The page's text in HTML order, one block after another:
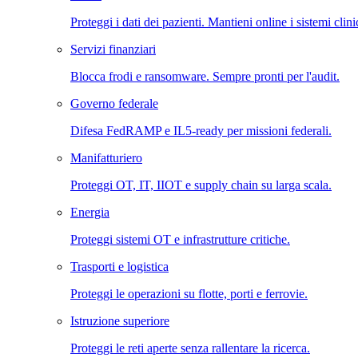
Proteggi i dati dei pazienti. Mantieni online i sistemi
Servizi finanziari
Blocca frodi e ransomware. Sempre pronti per l'audit.
Governo federale
Difesa FedRAMP e IL5-ready per missioni federali.
Manifatturiero
Proteggi OT, IT, IIOT e supply chain su larga scala.
Energia
Proteggi sistemi OT e infrastrutture critiche.
Trasporti e logistica
Proteggi le operazioni su flotte, porti e ferrovie.
Istruzione superiore
Proteggi le reti aperte senza rallentare la ricerca.